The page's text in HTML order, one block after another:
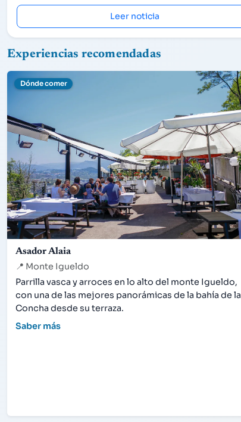
Leer noticia
Experiencias recomendadas
Dónde comer
Asador Alaia
📍 Monte Igueldo
Parrilla vasca y arroces en lo alto del monte Igueldo,
con una de las mejores panorámicas de la bahía de la
Concha desde su terraza.
Saber más